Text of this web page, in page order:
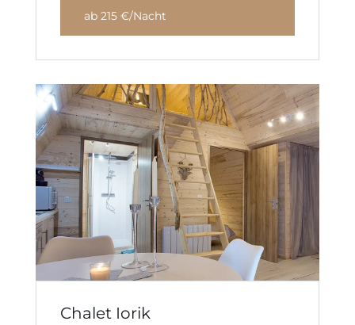
ab 215 €/Nacht
Chalet Iorik